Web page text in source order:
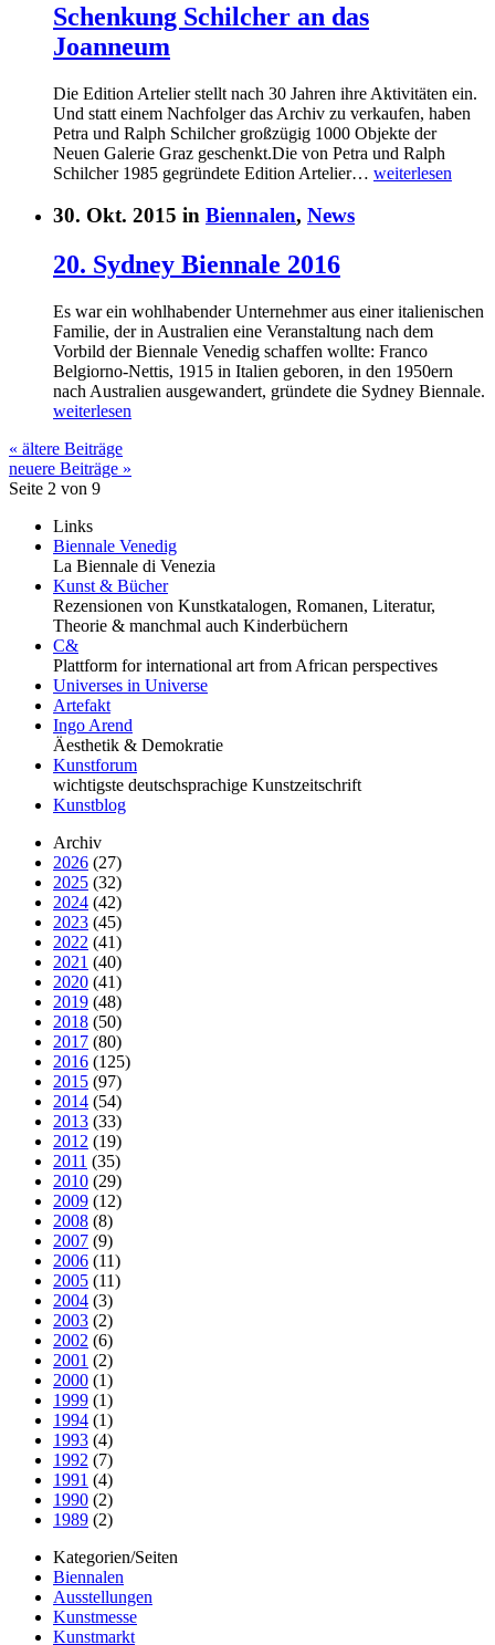
Schenkung Schilcher an das
Joanneum
Die Edition Artelier stellt nach 30 Jahren ihre Aktivitäten ein.
Und statt einem Nachfolger das Archiv zu verkaufen, haben
Petra und Ralph Schilcher großzügig 1000 Objekte der
Neuen Galerie Graz geschenkt.Die von Petra und Ralph
Schilcher 1985 gegründete Edition Artelier… weiterlesen
30. Okt. 2015 in Biennalen, News
20. Sydney Biennale 2016
Es war ein wohlhabender Unternehmer aus einer italienischen
Familie, der in Australien eine Veranstaltung nach dem
Vorbild der Biennale Venedig schaffen wollte: Franco
Belgiorno-Nettis, 1915 in Italien geboren, in den 1950ern
nach Australien ausgewandert, gründete die Sydney Biennale.
weiterlesen
« ältere Beiträge
neuere Beiträge »
Seite 2 von 9
Links
Biennale Venedig
La Biennale di Venezia
Kunst & Bücher
Rezensionen von Kunstkatalogen, Romanen, Literatur,
Theorie & manchmal auch Kinderbüchern
C&
Plattform for international art from African perspectives
Universes in Universe
Artefakt
Ingo Arend
Äesthetik & Demokratie
Kunstforum
wichtigste deutschsprachige Kunstzeitschrift
Kunstblog
Archiv
2026 (27)
2025 (32)
2024 (42)
2023 (45)
2022 (41)
2021 (40)
2020 (41)
2019 (48)
2018 (50)
2017 (80)
2016 (125)
2015 (97)
2014 (54)
2013 (33)
2012 (19)
2011 (35)
2010 (29)
2009 (12)
2008 (8)
2007 (9)
2006 (11)
2005 (11)
2004 (3)
2003 (2)
2002 (6)
2001 (2)
2000 (1)
1999 (1)
1994 (1)
1993 (4)
1992 (7)
1991 (4)
1990 (2)
1989 (2)
Kategorien/Seiten
Biennalen
Ausstellungen
Kunstmesse
Kunstmarkt